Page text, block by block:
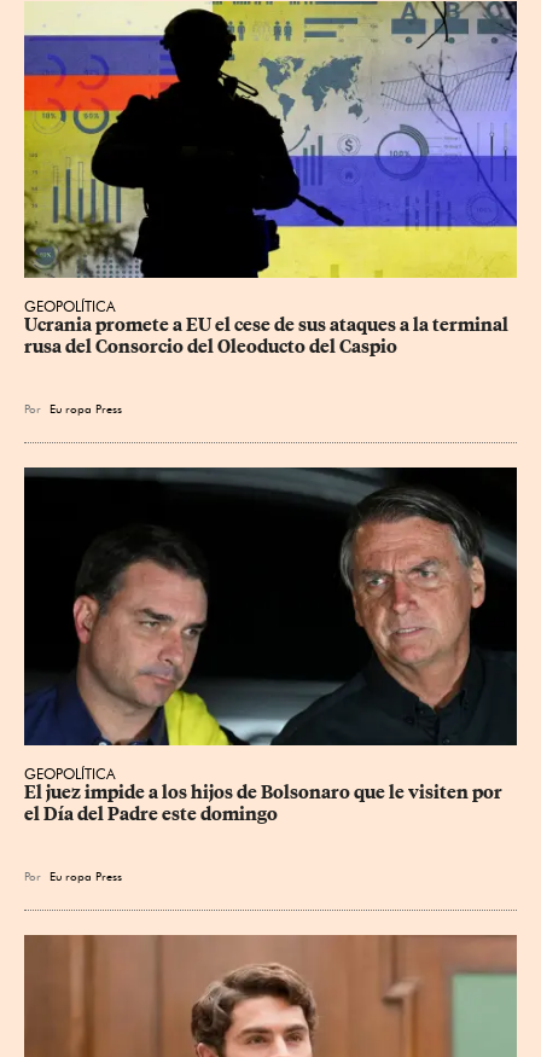
GEOPOLÍTICA
Ucrania promete a EU el cese de sus ataques a la terminal
rusa del Consorcio del Oleoducto del Caspio
Por Eu ropa Press
GEOPOLÍTICA
El juez impide a los hijos de Bolsonaro que le visiten por
el Día del Padre este domingo
Por Eu ropa Press